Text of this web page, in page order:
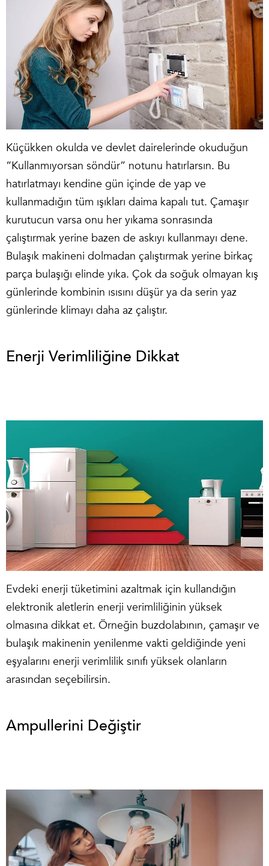
Küçükken okulda ve devlet dairelerinde okuduğun
“Kullanmıyorsan söndür” notunu hatırlarsın. Bu
hatırlatmayı kendine gün içinde de yap ve
kullanmadığın tüm ışıkları daima kapalı tut. Çamaşır
kurutucun varsa onu her yıkama sonrasında
çalıştırmak yerine bazen de askıyı kullanmayı dene.
Bulaşık makineni dolmadan çalıştırmak yerine birkaç
parça bulaşığı elinde yıka. Çok da soğuk olmayan kış
günlerinde kombinin ısısını düşür ya da serin yaz
günlerinde klimayı daha az çalıştır.
Enerji Verimliliğine Dikkat
Evdeki enerji tüketimini azaltmak için kullandığın
elektronik aletlerin enerji verimliliğinin yüksek
olmasına dikkat et. Örneğin buzdolabının, çamaşır ve
bulaşık makinenin yenilenme vakti geldiğinde yeni
eşyalarını enerji verimlilik sınıfı yüksek olanların
arasından seçebilirsin.
Ampullerini Değiştir